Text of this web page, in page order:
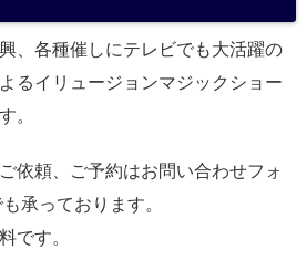
、各種催しにテレビでも大活躍の
るイリュージョンマジックショー
。
依頼、ご予約はお問い合わせフォ
承っております。
です。